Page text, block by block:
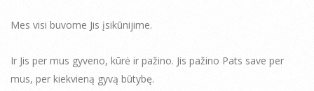
Mes visi buvome Jis įsikūnijime.
Ir Jis per mus gyveno, kūrė ir pažino. Jis pažino Pats save per
mus, per kiekvieną gyvą būtybę.